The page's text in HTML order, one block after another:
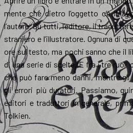
mente che dietro l’oggetto c’è il
l’autore. Su tutti, l’editore, il
straniero e l’illustratore. Ognuna di
ore sul testo, ma pochi sanno che il
di una serie di scelte. E fra i tre ruoli
che può fare meno danni, mentre
gli errori più duraturi. Passiamo,
editori e traduttori in generale,
Tolkien.